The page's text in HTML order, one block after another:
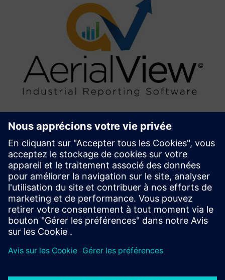
AerialView Industrial Reporting
Software
AerialView is our MIS reporting tool for generating
automated reports from Automation System, with user
defined templates.
En savoir plus